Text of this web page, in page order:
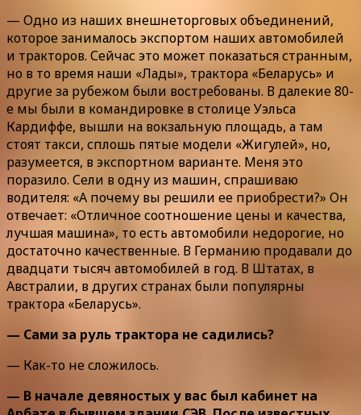
— Одно из наших внешнеторговых объединений,
которое занималось экспортом наших автомобилей
и тракторов. Сейчас это может показаться странным,
но в то время наши «Лады», трактора «Беларусь» и
другие за рубежом были востребованы. В далекие 80-
е мы были в командировке в столице Уэльса
Кардиффе, вышли на вокзальную площадь, а там
стоят такси, сплошь пятые модели «Жигулей», но,
разумеется, в экспортном варианте. Меня это
поразило. Сели в одну из машин, спрашиваю
водителя: «А почему вы решили ее приобрести?» Он
отвечает: «Отличное соотношение цены и качества,
лучшая машина», то есть автомобили недорогие, но
достаточно качественные. В Германию продавали до
двадцати тысяч автомобилей в год. В Штатах, в
Австралии, в других странах были популярны
трактора «Беларусь».
— Сами за руль трактора не садились?
— Как-то не сложилось.
— В начале девяностых у вас был кабинет на